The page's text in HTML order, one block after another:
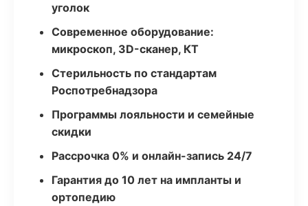
уголок
Современное оборудование:
микроскоп, 3D-сканер, КТ
Стерильность по стандартам
Роспотребнадзора
Программы лояльности и семейные
скидки
Рассрочка 0% и онлайн-запись 24/7
Гарантия до 10 лет на импланты и
ортопедию